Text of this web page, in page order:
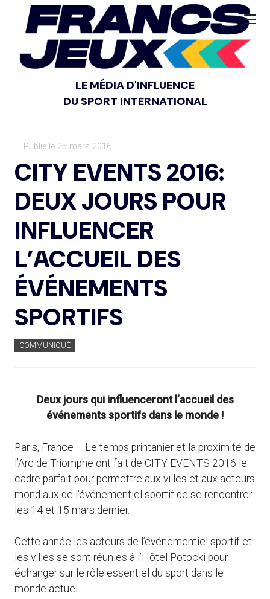
LE MÉDIA D'INFLUENCE
DU SPORT INTERNATIONAL
— Publié le 25 mars 2016
CITY EVENTS 2016:
DEUX JOURS POUR
INFLUENCER
L’ACCUEIL DES
ÉVÉNEMENTS
SPORTIFS
COMMUNIQUÉ
Deux jours qui influenceront l’accueil des
événements sportifs dans le monde !
Paris, France – Le temps printanier et la proximité de
l’Arc de Triomphe ont fait de CITY EVENTS 2016 le
cadre parfait pour permettre aux villes et aux acteurs
mondiaux de l’événementiel sportif de se rencontrer
les 14 et 15 mars dernier.
Cette année les acteurs de l’événementiel sportif et
les villes se sont réunies à l’Hôtel Potocki pour
échanger sur le rôle essentiel du sport dans le
monde actuel.